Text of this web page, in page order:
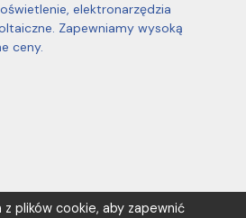
plików cookie, aby zapewnić
elektronarzędzia
Zapewniamy wysoką
ceny.